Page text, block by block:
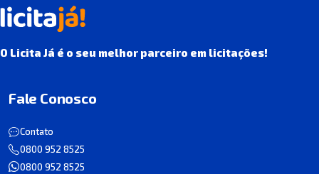
O Licita Já é o seu melhor parceiro em licitações!
Fale Conosco
Contato
0800 952 8525
0800 952 8525